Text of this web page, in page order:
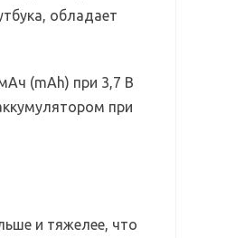
обладает
(mAh) при 3,7 В
при
и тяжелее, что